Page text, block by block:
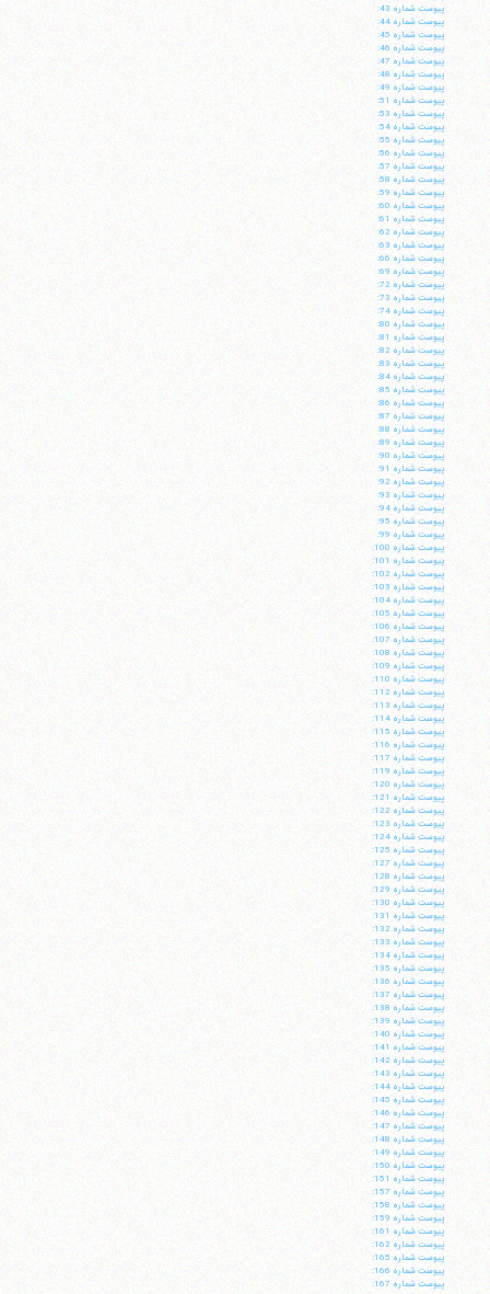
پيوست شماره 43:
پيوست شماره 44:
پيوست شماره 45:
پيوست شماره 46:
پيوست شماره 47:
پيوست شماره 48:
پيوست شماره 49:
پيوست شماره 51:
پيوست شماره 53:
پيوست شماره 54:
پيوست شماره 55:
پيوست شماره 56:
پيوست شماره 57:
پيوست شماره 58:
پيوست شماره 59:
پيوست شماره 60:
پيوست شماره 61:
پيوست شماره 62:
پيوست شماره 63:
پيوست شماره 66:
پيوست شماره 69:
پيوست شماره 72:
پيوست شماره 73:
پيوست شماره 74:
پيوست شماره 80:
پيوست شماره 81:
پيوست شماره 82:
پيوست شماره 83:
پيوست شماره 84:
پيوست شماره 85:
پيوست شماره 86:
پيوست شماره 87:
پيوست شماره 88:
پيوست شماره 89:
پيوست شماره 90:
پيوست شماره 91:
پيوست شماره 92:
پيوست شماره 93:
پيوست شماره 94:
پيوست شماره 95:
پيوست شماره 99:
پيوست شماره 100:
پيوست شماره 101:
پيوست شماره 102:
پيوست شماره 103:
پيوست شماره 104:
پيوست شماره 105:
پيوست شماره 106:
پيوست شماره 107:
پيوست شماره 108:
پيوست شماره 109:
پيوست شماره 110:
پيوست شماره 112:
پيوست شماره 113:
پيوست شماره 114:
پيوست شماره 115:
پيوست شماره 116:
پيوست شماره 117:
پيوست شماره 119:
پيوست شماره 120:
پيوست شماره 121:
پيوست شماره 122:
پيوست شماره 123:
پيوست شماره 124:
پيوست شماره 125:
پيوست شماره 127:
پيوست شماره 128:
پيوست شماره 129:
پيوست شماره 130:
پيوست شماره 131:
پيوست شماره 132:
پيوست شماره 133:
پيوست شماره 134:
پيوست شماره 135:
پيوست شماره 136:
پيوست شماره 137:
پيوست شماره 138:
پيوست شماره 139:
پيوست شماره 140:
پيوست شماره 141:
پيوست شماره 142:
پيوست شماره 143:
پيوست شماره 144:
پيوست شماره 145:
پيوست شماره 146:
پيوست شماره 147:
پيوست شماره 148:
پيوست شماره 149:
پيوست شماره 150:
پيوست شماره 151:
پيوست شماره 157:
پيوست شماره 158:
پيوست شماره 159:
پيوست شماره 161:
پيوست شماره 162:
پيوست شماره 165:
پيوست شماره 166:
پيوست شماره 167: